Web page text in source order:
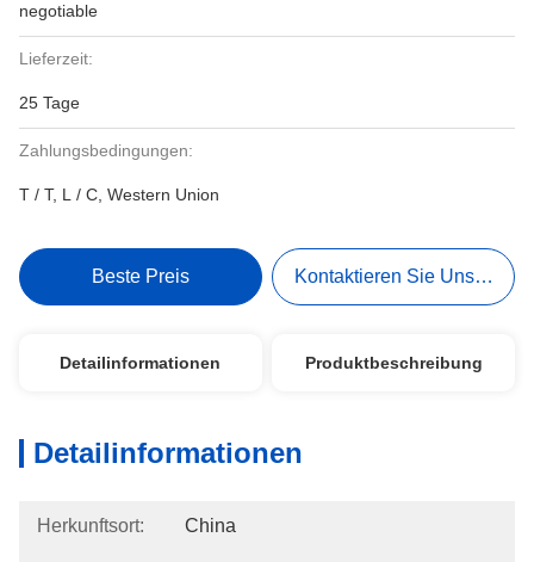
negotiable
Lieferzeit:
25 Tage
Zahlungsbedingungen:
T / T, L / C, Western Union
Beste Preis Kontaktieren Sie Uns Jetzt
Detailinformationen Produktbeschreibung
Detailinformationen
Herkunftsort: China